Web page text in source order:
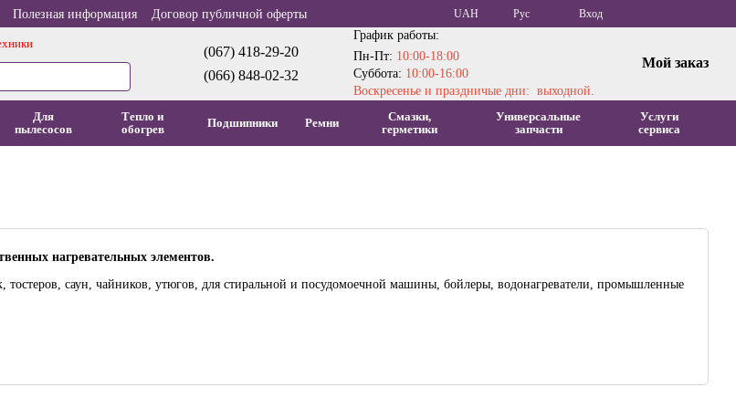
Полезная информация Договор публичной оферты UAH Рус Вход
(067) 418-29-20
(066) 848-02-32
График работы:
Пн-Пт: 10:00-18:00
Суббота: 10:00-16:00
Воскресенье и праздничые дни: выходной.
Мой заказ
Для
пылесосов
Тепло и
обогрев
Подшипники Ремни
Смазки,
герметики
Универсальные
запчасти
Услуги
сервиса
нагревательных элементов.
тостеров, саун, чайников, утюгов, для стиральной и посудомоечной машины, бойлеры, водонагреватели, промышленные